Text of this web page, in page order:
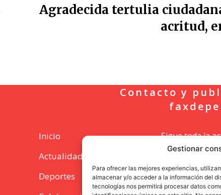
Gestionar
Para ofrecer las mejores experiencias,
almacenar y/o acceder a la información del
tecnologías nos permitirá procesar datos
Agradecida tertulia
acritud,
Contacto y
Inicio
Actualidad
Deportes
Sigue toda la
sociales.